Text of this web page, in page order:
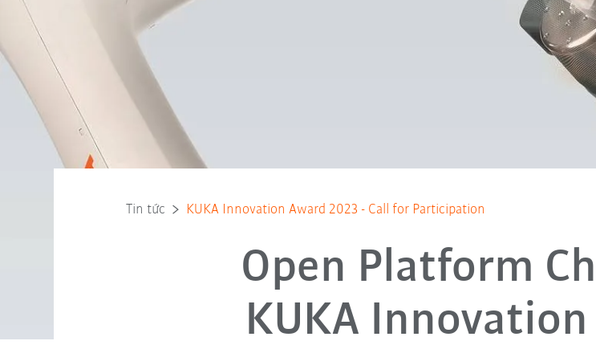
Tin tức KUKA Innovation Award 2023 - Call for Participation
Open Platform
KUKA